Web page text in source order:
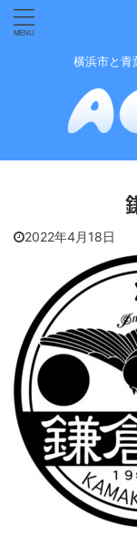
横浜市と青
2022年4月18日